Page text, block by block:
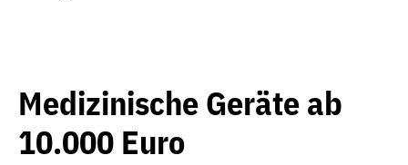
Medizinische Geräte ab
10.000 Euro